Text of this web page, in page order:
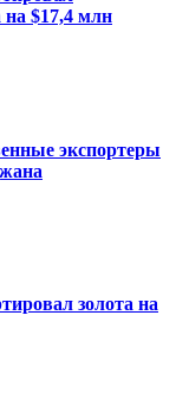
$17,4 млн
экспортеры
золота на